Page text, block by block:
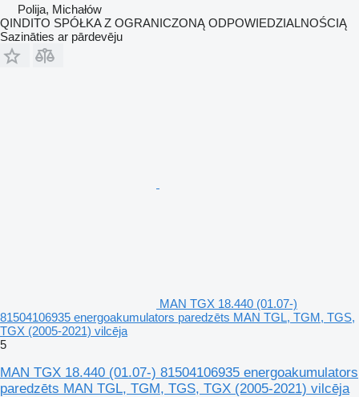
Polija, Michałów
QINDITO SPÓŁKA Z OGRANICZONĄ ODPOWIEDZIALNOŚCIĄ
Sazināties ar pārdevēju
MAN TGX 18.440 (01.07-)
81504106935 energoakumulators paredzēts MAN TGL, TGM, TGS,
TGX (2005-2021) vilcēja
5
MAN TGX 18.440 (01.07-) 81504106935 energoakumulators
paredzēts MAN TGL, TGM, TGS, TGX (2005-2021) vilcēja